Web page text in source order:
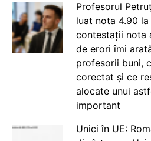
Profesorul
luat nota 4.90
contestații nota
de erori îmi
profesorii buni,
corectat și ce
alocate unui
important
Unici în UE: